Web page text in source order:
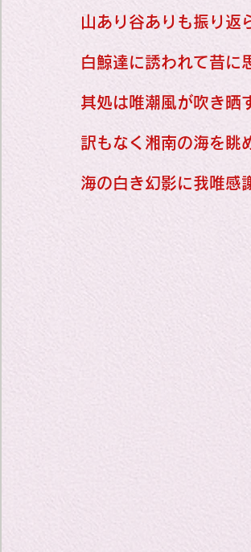
Travel
New
山あり谷ありも振り返
白鯨達に誘われて昔に
其処は唯潮風が吹き晒
訳もなく湘南の海を眺
海の白き幻影に我唯感